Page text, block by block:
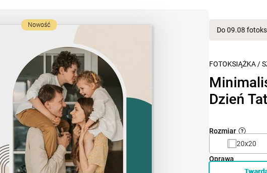
Nowość
Do 09.08
FOTOKSIĄŻKA /
Dzień
Rozmiar
20x20
Oprawa